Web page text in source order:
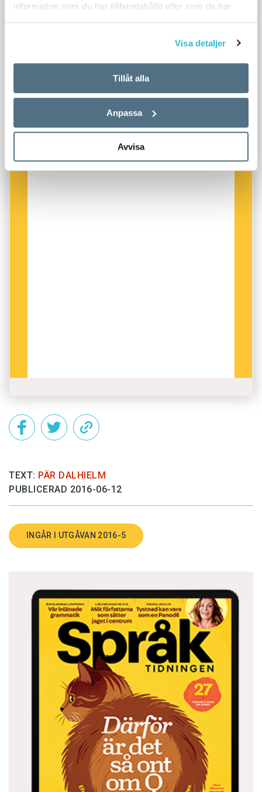
information som du har tillhandahållit eller som de har
samlat in när du har använt deras tjänster.
Visa detaljer
Tillåt alla
Anpassa
Avvisa
TEXT: PÄR DALHIELM
PUBLICERAD 2016-06-12
INGÅR I UTGÅVAN 2016-5